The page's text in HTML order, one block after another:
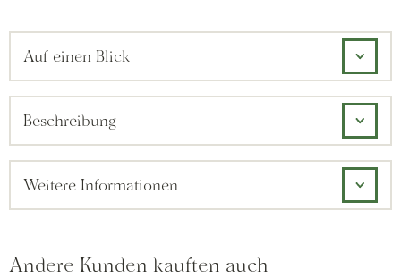
Auf einen Blick
Beschreibung
Weitere Informationen
Andere Kunden kauften auch